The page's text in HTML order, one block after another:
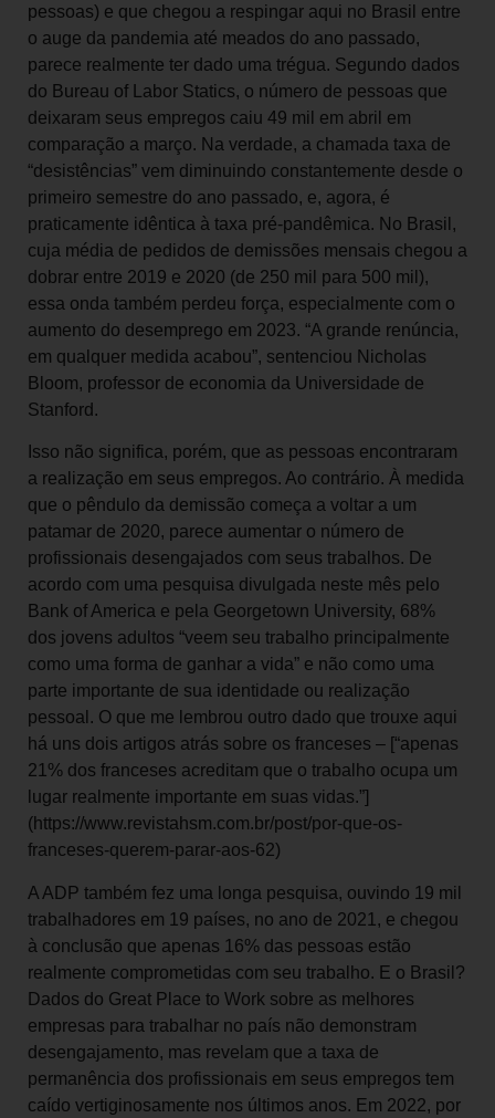
pessoas) e que chegou a respingar aqui no Brasil entre
o auge da pandemia até meados do ano passado,
parece realmente ter dado uma trégua. Segundo dados
do Bureau of Labor Statics, o número de pessoas que
deixaram seus empregos caiu 49 mil em abril em
comparação a março. Na verdade, a chamada taxa de
“desistências” vem diminuindo constantemente desde o
primeiro semestre do ano passado, e, agora, é
praticamente idêntica à taxa pré-pandêmica. No Brasil,
cuja média de pedidos de demissões mensais chegou a
dobrar entre 2019 e 2020 (de 250 mil para 500 mil),
essa onda também perdeu força, especialmente com o
aumento do desemprego em 2023. “A grande renúncia,
em qualquer medida acabou”, sentenciou Nicholas
Bloom, professor de economia da Universidade de
Stanford.
Isso não significa, porém, que as pessoas encontraram
a realização em seus empregos. Ao contrário. À medida
que o pêndulo da demissão começa a voltar a um
patamar de 2020, parece aumentar o número de
profissionais desengajados com seus trabalhos. De
acordo com uma pesquisa divulgada neste mês pelo
Bank of America e pela Georgetown University, 68%
dos jovens adultos “veem seu trabalho principalmente
como uma forma de ganhar a vida” e não como uma
parte importante de sua identidade ou realização
pessoal. O que me lembrou outro dado que trouxe aqui
há uns dois artigos atrás sobre os franceses – [“apenas
21% dos franceses acreditam que o trabalho ocupa um
lugar realmente importante em suas vidas.”]
(https://www.revistahsm.com.br/post/por-que-os-
franceses-querem-parar-aos-62)
A ADP também fez uma longa pesquisa, ouvindo 19 mil
trabalhadores em 19 países, no ano de 2021, e chegou
à conclusão que apenas 16% das pessoas estão
realmente comprometidas com seu trabalho. E o Brasil?
Dados do Great Place to Work sobre as melhores
empresas para trabalhar no país não demonstram
desengajamento, mas revelam que a taxa de
permanência dos profissionais em seus empregos tem
caído vertiginosamente nos últimos anos. Em 2022, por